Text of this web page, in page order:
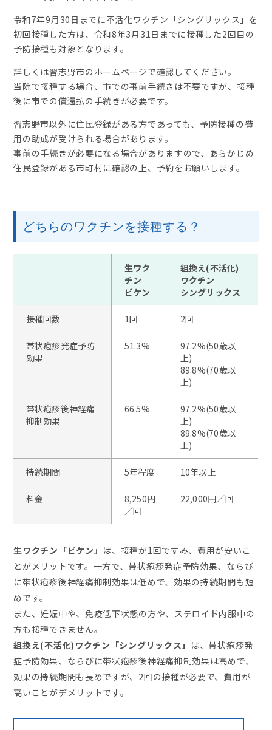
令和7年9月30日までに不活化ワクチン「シングリックス」を
初回接種した方は、令和8年3月31日までに接種した2回目の
予防接種も対象となります。
詳しくは習志野市のホームページで確認してください。
当院で接種する場合、市での事前手続きは不要ですが、接種
後に市での償還払の手続きが必要です。
習志野市以外に住民登録がある方であっても、予防接種の費
用の助成が受けられる場合があります。
事前の手続きが必要になる場合がありますので、あらかじめ
住民登録がある市町村に確認の上、予約をお願いします。
どちらのワクチンを接種する？
生ワク
チン
ビケン
組換え(不活化)
ワクチン
シングリックス
接種回数 1回 2回
帯状疱疹発症予防
効果
51.3%
97.2%(50歳以
上)
89.8%(70歳以
上)
帯状疱疹後神経痛
抑制効果
66.5%
97.2%(50歳以
上)
89.8%(70歳以
上)
持続期間 5年程度 10年以上
料金
8,250円
／回
22,000円／回
生ワクチン「ビケン」 は、接種が1回ですみ、費用が安いこ
とがメリットです。一方で、帯状疱疹発症予防効果、ならび
に帯状疱疹後神経痛抑制効果は低めで、効果の持続期間も短
めです。
また、妊娠中や、免疫低下状態の方や、ステロイド内服中の
方も接種できません。
組換え(不活化)ワクチン「シングリックス」 は、帯状疱疹発
症予防効果、ならびに帯状疱疹後神経痛抑制効果は高めで、
効果の持続期間も長めですが、2回の接種が必要で、費用が
高いことがデメリットです。